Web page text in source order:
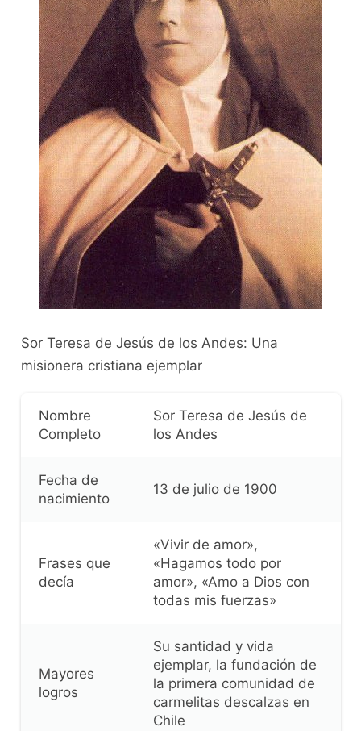
Sor Teresa de Jesús de los Andes: Una
misionera cristiana ejemplar
Nombre
Completo
Sor Teresa de Jesús de
los Andes
Fecha de
nacimiento
13 de julio de 1900
Frases que
decía
«Vivir de amor»,
«Hagamos todo por
amor», «Amo a Dios con
todas mis fuerzas»
Mayores
logros
Su santidad y vida
ejemplar, la fundación de
la primera comunidad de
carmelitas descalzas en
Chile